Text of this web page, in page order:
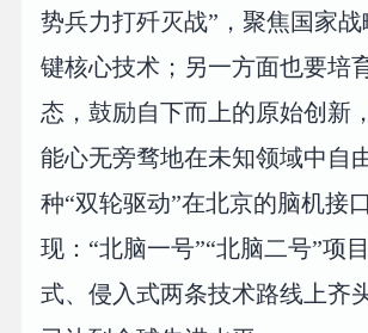
势兵力打歼灭战”，聚焦国家
键核心技术；另一方面也要培
态，鼓励自下而上的原始创新
能心无旁骛地在未知领域中自
种“双轮驱动”在北京的脑机接
现：“北脑一号”“北脑二号”项
式、侵入式两条技术路线上齐